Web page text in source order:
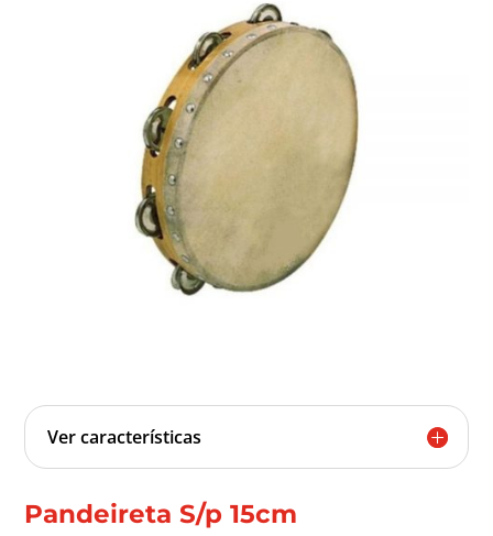
Ver características
Pandeireta S/p 15cm